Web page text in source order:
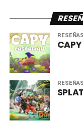
RESEÑAS
RESEÑAS